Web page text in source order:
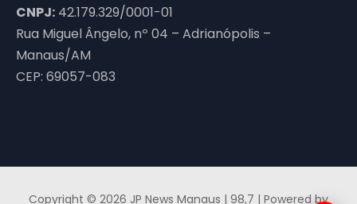
CNPJ: 42.179.329/0001-01
Rua Miguel Ângelo, nº 04 – Adrianópolis –
Manaus/AM
CEP: 69057-083
Copyright © 2026 JP News Manaus | 98,7 | Powered by